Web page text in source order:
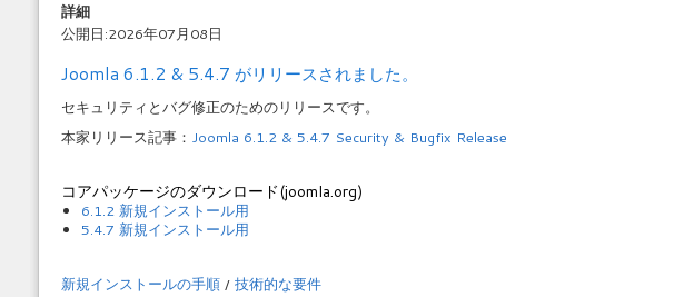
詳細
公開日:2026年07月08日
Joomla 6.1.2 & 5.4.7 がリリースされました。
セキュリティとバグ修正のためのリリースです。
本家リリース記事： Joomla 6.1.2 & 5.4.7 Security & Bugfix Release
コアパッケージのダウンロード(joomla.org)
6.1.2 新規インストール用
5.4.7 新規インストール用
新規インストールの手順/ 技術的な要件